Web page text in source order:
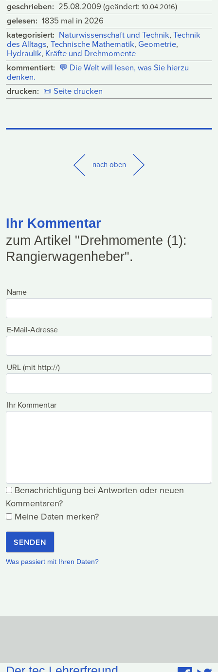
geschrieben: 25.08.2009 (geändert: 10.04.2016)
gelesen: 1835 mal in 2026
kategorisiert: Naturwissenschaft und Technik, Technik
des Alltags,Technische Mathematik, Geometrie,
Hydraulik, Kräfte und Drehmomente
kommentiert: 💬 Die Welt will lesen, was Sie hierzu
denken.
drucken: 📜 Seite drucken
nach oben
Ihr Kommentar
zum Artikel "Drehmomente (1):
Rangierwagenheber".
Name
E-Mail-Adresse
URL (mit http://)
Ihr Kommentar
Benachrichtigung bei Antworten oder neuen
Kommentaren?
Meine Daten merken?
SENDEN
Was passiert mit Ihren Daten?